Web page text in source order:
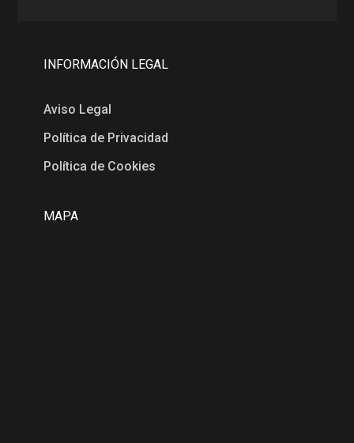
INFORMACIÓN LEGAL
Aviso Legal
Política de Privacidad
Política de Cookies
MAPA